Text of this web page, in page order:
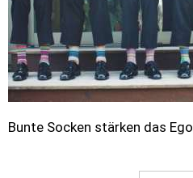
Bunte Socken stärken das Ego